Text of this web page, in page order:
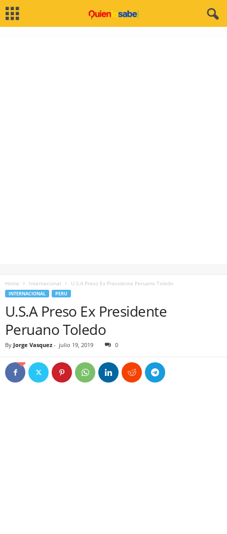
Home Internacional U.S.A Preso Ex Presidente Peruano Toledo
INTERNACIONAL PERU
U.S.A Preso Ex Presidente
Peruano Toledo
By Jorge Vasquez - julio 19, 2019 0